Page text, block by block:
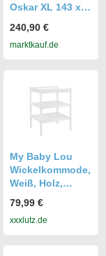
Oskar XL 143 x
Grau,
Wickelauflage,
240,90 €
marktkauf.de
My Baby Lou
Wickelkommode,
Weiß, Holz,
vollmassiv,
54x90x70 cm,
79,99 €
xxxlutz.de